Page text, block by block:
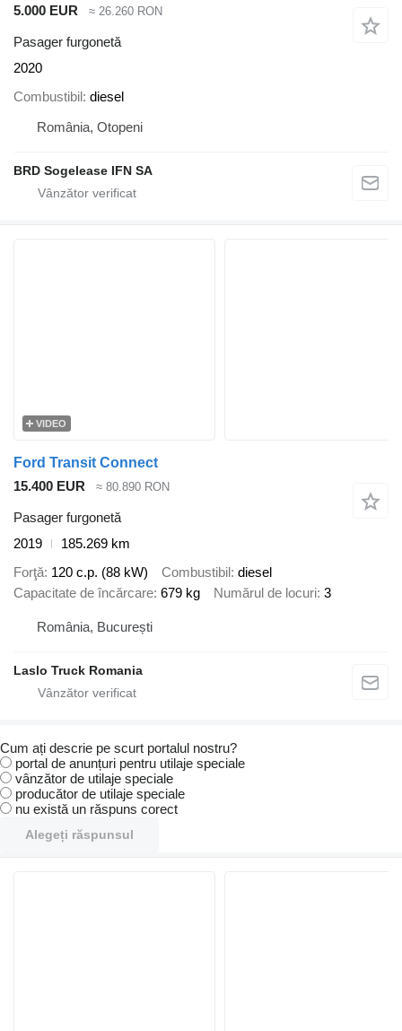
5.000 EUR
≈ 26.260 RON
Pasager furgonetă
2020
Combustibil diesel
România, Otopeni
BRD Sogelease IFN SA
VIDEO
Ford Transit Connect
15.400 EUR
≈ 80.890 RON
Pasager furgonetă
2019
185.269 km
Forţă 120 c.p. (88 kW) Combustibil diesel
Capacitate de încărcare 679 kg Numărul de locuri 3
România, București
Laslo Truck Romania
Cum ați descrie pe scurt portalul nostru?
portal de anunțuri pentru utilaje speciale
vânzător de utilaje speciale
producător de utilaje speciale
nu există un răspuns corect
Alegeți răspunsul